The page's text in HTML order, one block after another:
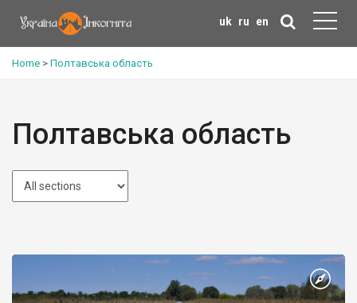
uk ru en
Home > Полтавська область
Полтавська область